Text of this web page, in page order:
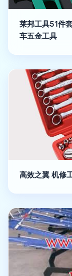
莱邦工具51件
车五金工具
高效之翼 机修